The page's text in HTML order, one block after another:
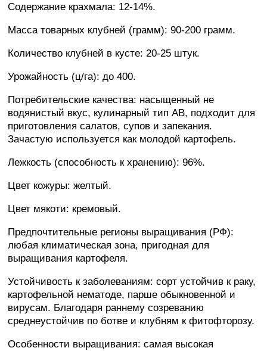
Содержание крахмала: 12-14%.
Масса товарных клубней (грамм): 90-200 грамм.
Количество клубней в кусте: 20-25 штук.
Урожайность (ц/га): до 400.
Потребительские качества: насыщенный не
водянистый вкус, кулинарный тип AB, подходит для
приготовления салатов, супов и запекания.
Зачастую используется как молодой картофель.
Лежкость (способность к хранению): 96%.
Цвет кожуры: желтый.
Цвет мякоти: кремовый.
Предпочтительные регионы выращивания (РФ):
любая климатическая зона, пригодная для
выращивания картофеля.
Устойчивость к заболеваниям: сорт устойчив к раку,
картофельной нематоде, парше обыкновенной и
вирусам. Благодаря раннему созреванию
среднеустойчив по ботве и клубням к фитофторозу.
Особенности выращивания: самая высокая